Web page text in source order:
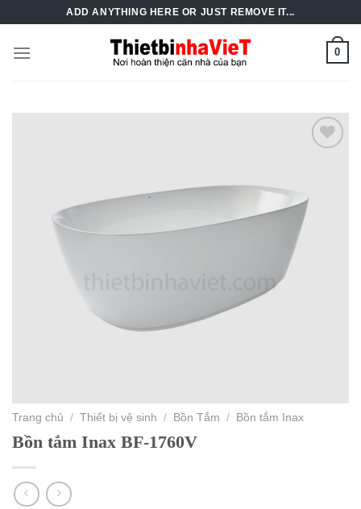
content
ADD ANYTHING HERE OR JUST REMOVE IT...
0
Trang chủ / Thiết bị vệ sinh / Bồn Tắm / Bồn tắm Inax
Bồn tắm Inax BF-1760V